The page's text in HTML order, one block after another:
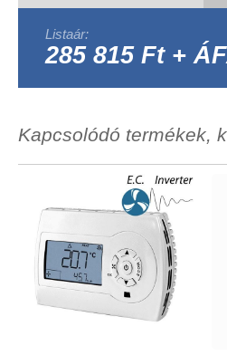
Listaár:
285 815 Ft +
Kapcsolódó termékek,